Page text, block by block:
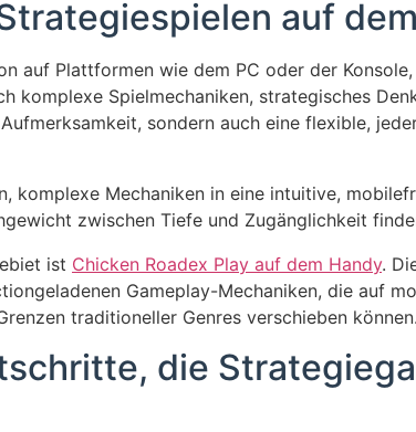
auf
auf Plattformen wie dem PC oder der
komplexe Spielmechaniken, strategisches
sondern auch eine flexible,
komplexe Mechaniken in eine intuitive,
zwischen Tiefe und Zugänglichkeit
ist Chicken Roadex Play auf dem Handy.
Gameplay-Mechaniken, die auf
traditioneller Genres verschieben können.
die